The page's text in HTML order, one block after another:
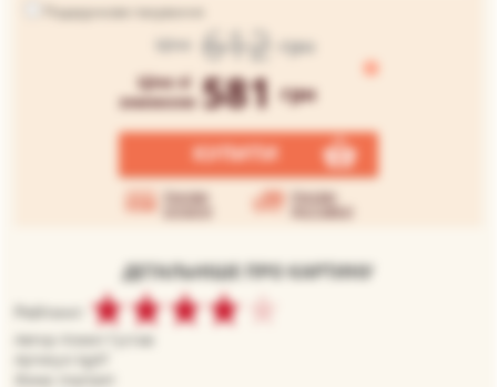
Подарункове пакування
Ціна 612 грн
Ціна зі
знижкою 581 грн
КУПИТИ
Умови Умови
доставки
ДЕТАЛЬНІШЕ ПРО КАРТИНУ
Рейтинг:
Автор: Климт Густав
Артикул: kg47